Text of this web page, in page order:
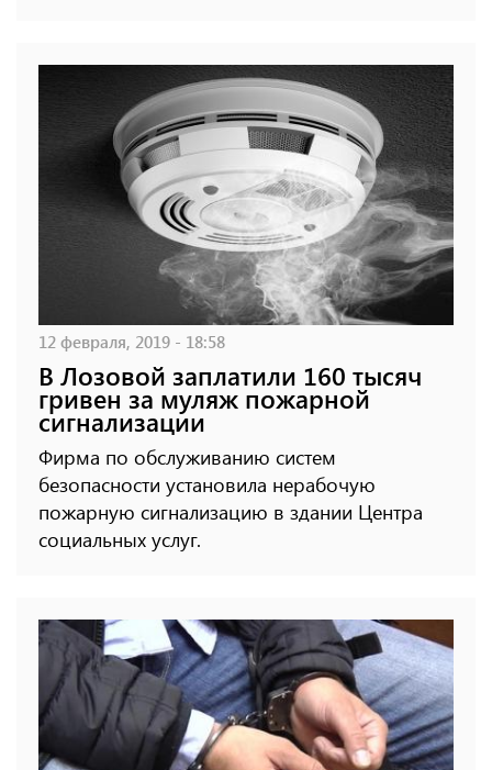
12 февраля, 2019 - 18:58
В Лозовой заплатили 160 тысяч
гривен за муляж пожарной
сигнализации
Фирма по обслуживанию систем
безопасности установила нерабочую
пожарную сигнализацию в здании Центра
социальных услуг.